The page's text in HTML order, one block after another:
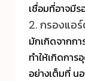
เชื่อมที่อาจมี
2. กรองแอ
มักเกิดจากก
ทำให้เกิดการ
อย่างเต็มที่ น